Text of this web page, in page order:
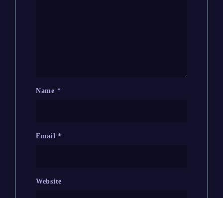
Name *
Email*
Website